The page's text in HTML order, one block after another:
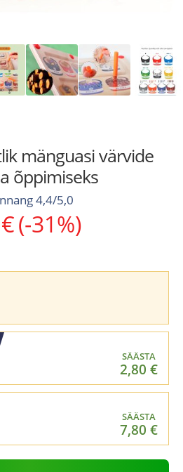
mänguasi värvide
õppimiseks
4,4/5,0
€ Current
price
19,99 €.
(-31%)
SÄÄSTA
2,80 €
SÄÄSTA
7,80 €